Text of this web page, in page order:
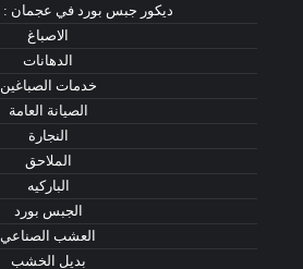
ديكور جبس بورد في عجمان : 0547149297
الاصباغ
الدهانات
خدمات الصباغين
الصيانة العامة
النجارة
الملاحق
الباركيه
الجبس بورد
العشب الصناعي
بديل الخشب